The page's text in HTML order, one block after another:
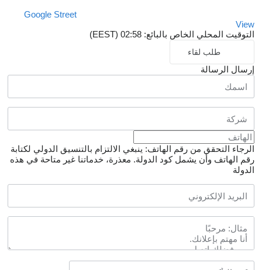
Google Street
View
التوقيت المحلي الخاص بالبائع: 02:58 (EEST)
طلب لقاء
إرسال الرسالة
الرجاء التحقق من رقم الهاتف: ينبغي الالتزام بالتنسيق الدولي لكتابة
رقم الهاتف وأن يشمل كود الدولة. معذرة، خدماتنا غير متاحة في هذه
الدولة